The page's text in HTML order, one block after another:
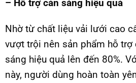
– Hỗ trợ cản sáng hiệu quả
Nhờ từ chất liệu vải lưới cao
vượt trội nên sản phẩm hỗ trợ
sáng hiệu quả lên đến 80%.
này, người dùng hoàn toàn